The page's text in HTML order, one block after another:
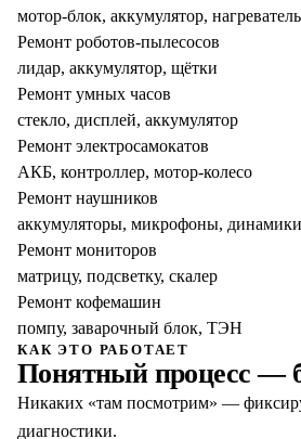
мотор-блок, аккумулятор, нагреватель
Ремонт роботов-пылесосов
лидар, аккумулятор, щётки
Ремонт умных часов
стекло, дисплей, аккумулятор
Ремонт электросамокатов
АКБ, контроллер, мотор-колесо
Ремонт наушников
аккумуляторы, микрофоны, динамики
Ремонт мониторов
матрицу, подсветку, скалер
Ремонт кофемашин
помпу, заварочный блок, ТЭН
КАК ЭТО РАБОТАЕТ
Понятный процесс —
Никаких «там посмотрим» —
диагностики.